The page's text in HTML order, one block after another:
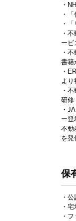
・
・
・
・
ービ
・
書籍
・
より
・
研修
・
ー登
不動
を発
保
・
・
・